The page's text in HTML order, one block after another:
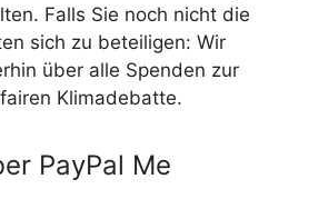
Falls Sie noch nicht die
sich zu beteiligen: Wir
über alle Spenden zur
Klimadebatte.
PayPal Me